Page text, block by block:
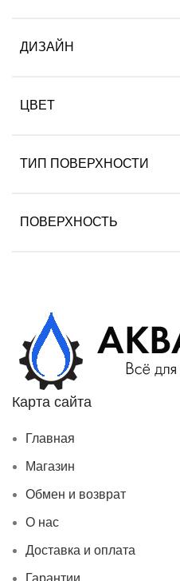
ДИЗАЙН
ЦВЕТ
ТИП ПОВЕРХНОСТИ
ПОВЕРХНОСТЬ
Карта сайта
Главная
Магазин
Обмен и возврат
О нас
Доставка и оплата